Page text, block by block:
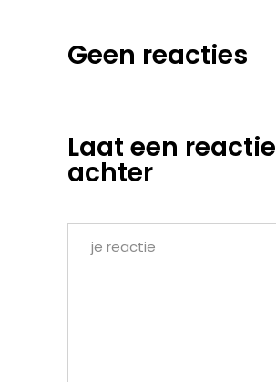
Geen reacties
Laat een reactie
achter